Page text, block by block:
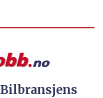
Bilbransjens